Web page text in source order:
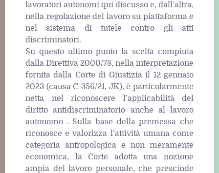
lavoratori autonomi qui discusso e, dall’altra,
nella regolazione del lavoro su piattaforma e
nel sistema di tutele contro gli atti
discriminatori.
Su questo ultimo punto la scelta compiuta
dalla Direttiva 2000/78, nella interpretazione
fornita dalla Corte di Giustizia il 12 gennaio
2023 (causa C-356/21, JK), è particolarmente
netta nel riconoscere l’applicabilità del
diritto antidiscriminatorio anche al lavoro
autonomo . Sulla base della premessa che
riconosce e valorizza l’attività umana come
categoria antropologica e non meramente
economica, la Corte adotta una nozione
ampia del lavoro personale, che prescinde